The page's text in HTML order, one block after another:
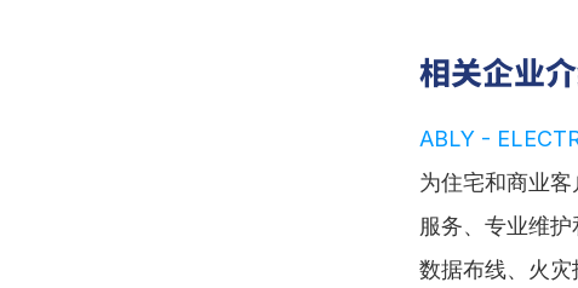
相关企业
ABLY -
为住宅和商业
服务、专业维
数据布线、火灾